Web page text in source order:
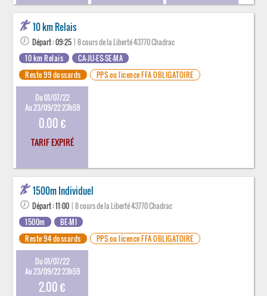
10 km Relais
Départ : 09:25 | 8 cours de la Liberté 43770 Chadrac
10 km Relais
CA-JU-ES-SE-MA
Reste 99 dossards
PPS ou licence FFA OBLIGATOIRE
Du 01/07/22
Au 23/09/22 23h59
0.00 €
TARIF EXPIRÉ
1500m Individuel
Départ : 11:00 | 8 cours de la Liberté 43770 Chadrac
1500m
BE-MI
Reste 94 dossards
PPS ou licence FFA OBLIGATOIRE
Du 01/07/22
Au 23/09/22 23h59
2.00 €